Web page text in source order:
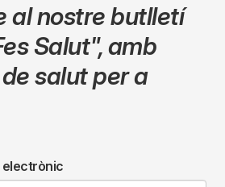
al nostre butlletí
Salut",amb
salut per a
electrònic